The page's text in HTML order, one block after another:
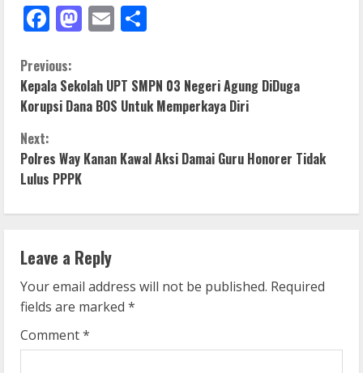
Facebook
Mastodon
Email
C
o
n
t
i
n
u
e
R
Previous:
Kepala Sekolah UPT SMPN 03 Negeri Agung DiDuga
Korupsi Dana BOS Untuk Memperkaya Diri
Next:
Polres Way Kanan Kawal Aksi Damai Guru Honorer Tidak
Lulus PPPK
Leave a Reply
Your email address will not be published. Required
fields are marked *
Comment*